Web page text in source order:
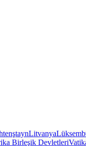
Litvanya
Birleşik Devletleri